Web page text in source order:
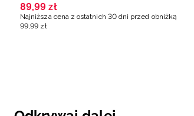
89,99 zł
Najniższa cena z ostatnich 30 dni przed obniżką
99 ,99 zł